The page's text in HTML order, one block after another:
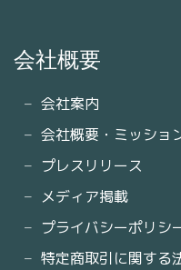
会社概要
会社案内
会社概要・ミッショ
プレスリリース
メディア掲載
プライバシーポリシ
特定商取引に関する